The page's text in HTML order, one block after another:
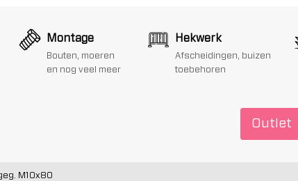
Montage
Bouten, moeren
en nog veel meer
Hekwerk
Afscheidingen, buizen
toebehoren
Outlet
M10x80